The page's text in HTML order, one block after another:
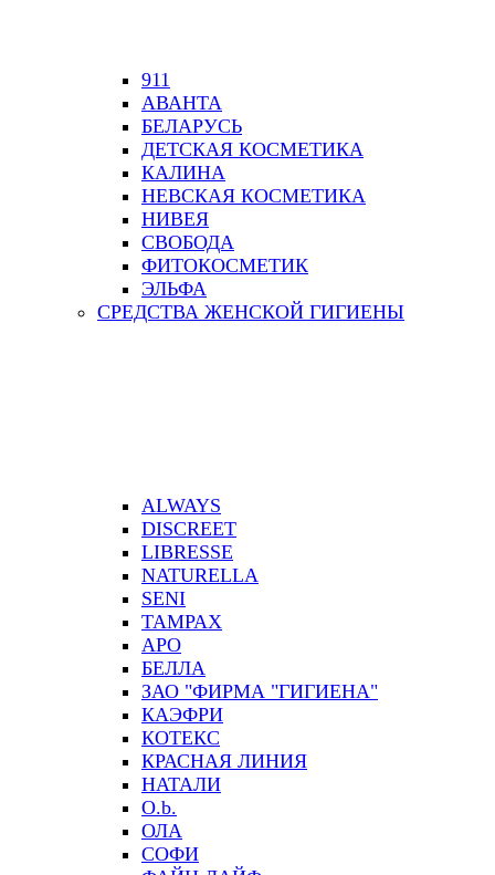
911
АВАНТА
БЕЛАРУСЬ
ДЕТСКАЯ КОСМЕТИКА
КАЛИНА
НЕВСКАЯ КОСМЕТИКА
НИВЕЯ
СВОБОДА
ФИТОКОСМЕТИК
ЭЛЬФА
СРЕДСТВА ЖЕНСКОЙ ГИГИЕНЫ
ALWAYS
DISCREET
LIBRESSE
NATURELLA
SENI
TAMPAX
АРО
БЕЛЛА
ЗАО "ФИРМА "ГИГИЕНА"
КАЭФРИ
КОТЕКС
КРАСНАЯ ЛИНИЯ
НАТАЛИ
О.b.
ОЛА
СОФИ